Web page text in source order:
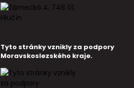
Tyto stránky vznikly za podpory
Moravskoslezského kraje.